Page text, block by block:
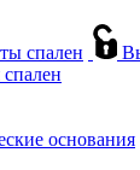
спален
основания